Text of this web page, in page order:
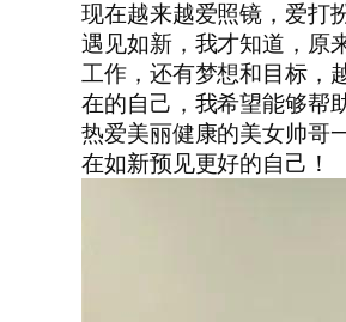
现在越来越爱照镜，爱打
遇见如新，我才知道，原
工作，还有梦想和目标，
在的自己，我希望能够帮
热爱美丽健康的美女帅哥
在如新预见更好的自己！